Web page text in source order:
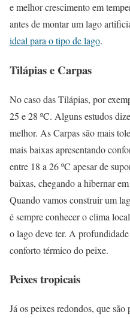
e melhor crescimento em
antes de montar um lago
ideal para o tipo de lago.
Tilápias e Carpas
No caso das Tilápias, por
25 e 28 ºC. Alguns estudos
melhor. As Carpas são mais
mais baixas apresentando
entre 18 a 26 ºC apesar de
baixas, chegando a hibernar
Quando vamos construir um
é sempre conhecer o clima
o lago deve ter. A
conforto térmico do peixe.
Peixes tropicais
Já os peixes redondos, que